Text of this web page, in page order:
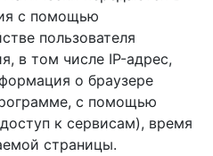
с помощью
пользователя
в том числе IP-адрес,
о браузере
с помощью
к cервисам), время
страницы.